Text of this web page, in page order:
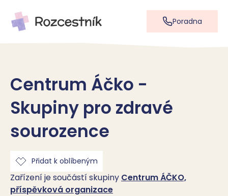
Poradna
Centrum Áčko -
Skupiny pro zdravé
sourozence
Přidat k oblíbeným
Zařízení je součástí skupiny Centrum ÁČKO,
příspěvková organizace